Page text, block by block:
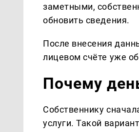
заметными,
обновить сведения.
После внесения
лицевом счёте уже
Почему
Собственнику
услуги. Такой